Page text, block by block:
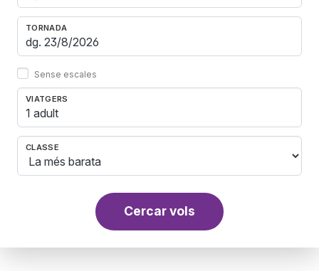
TORNADA
Sense escales
VIATGERS
1 adult
CLASSE
Cercar vols